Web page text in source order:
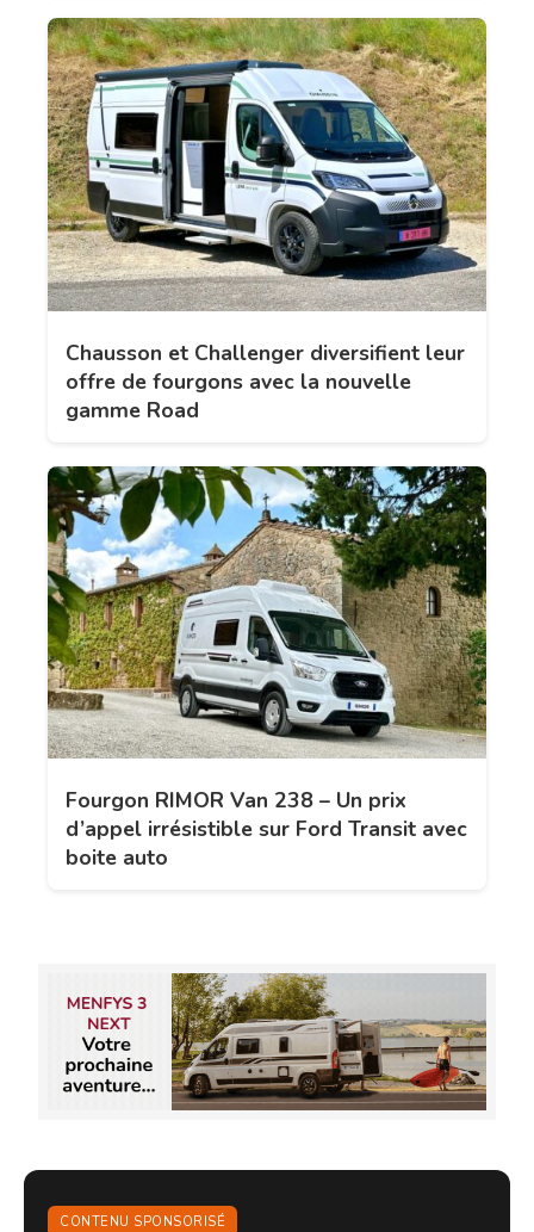
Chausson et Challenger diversifient leur
offre de fourgons avec la nouvelle
gamme Road
Fourgon RIMOR Van 238 – Un prix
d’appel irrésistible sur Ford Transit avec
boite auto
CONTENU SPONSORISÉ